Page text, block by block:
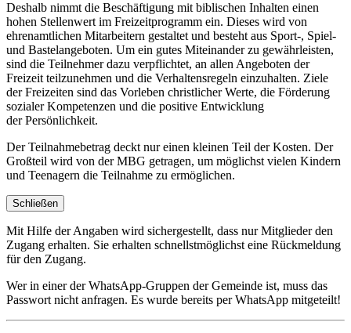
Deshalb nimmt die Beschäftigung mit biblischen Inhalten einen
hohen Stellenwert im Freizeitprogramm ein. Dieses wird von
ehrenamtlichen Mitarbeitern gestaltet und besteht aus Sport-, Spiel-
und Bastelangeboten. Um ein gutes Miteinander zu gewährleisten,
sind die Teilnehmer dazu verpflichtet, an allen Angeboten der
Freizeit teilzunehmen und die Verhaltensregeln einzuhalten. Ziele
der Freizeiten sind das Vorleben christlicher Werte, die Förderung
sozialer Kompetenzen und die positive Entwicklung
der Persönlichkeit.
Der Teilnahmebetrag deckt nur einen kleinen Teil der Kosten. Der
Großteil wird von der MBG getragen, um möglichst vielen Kindern
und Teenagern die Teilnahme zu ermöglichen.
Schließen
Mit Hilfe der Angaben wird sichergestellt, dass nur Mitglieder den
Zugang erhalten. Sie erhalten schnellstmöglichst eine Rückmeldung
für den Zugang.
Wer in einer der WhatsApp-Gruppen der Gemeinde ist, muss das
Passwort nicht anfragen. Es wurde bereits per WhatsApp mitgeteilt!